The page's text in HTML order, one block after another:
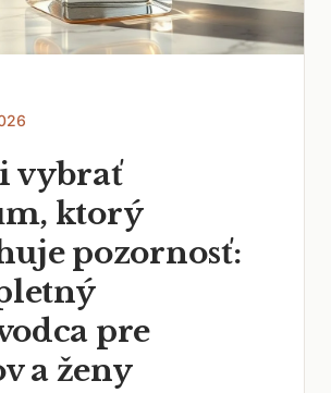
vybrať
ktorý
pozornosť:
pre
a ženy